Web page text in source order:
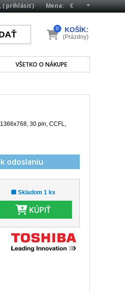
Mena:
(prihlásiť)
VŠETKO O NÁKUPE
KOŠÍK:
0
(Prázdny)
30 pin, CCFL,
k odoslaniu
🟩 Skladom 1 ks
KÚPIŤ